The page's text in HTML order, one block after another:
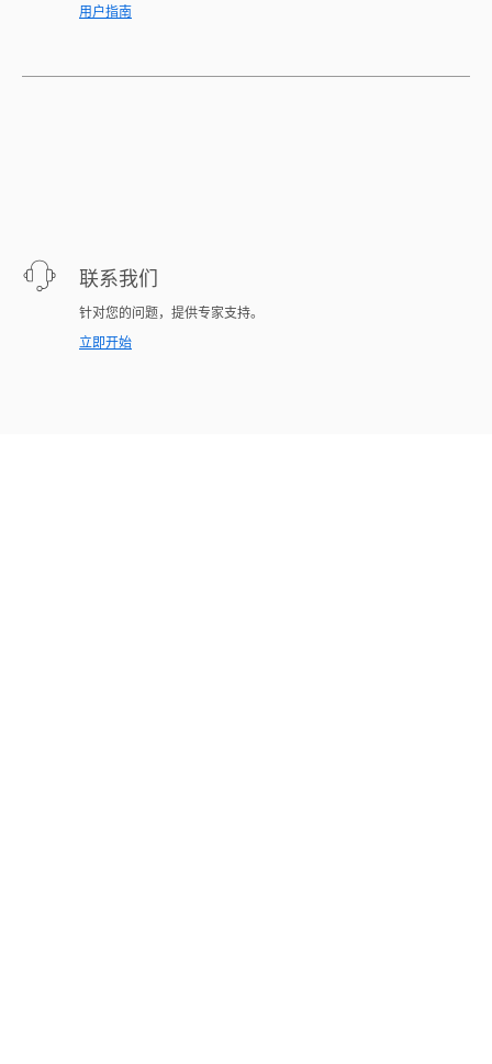
用户指南
联系我们
针对您的问题，提供专家支持。
立即开始